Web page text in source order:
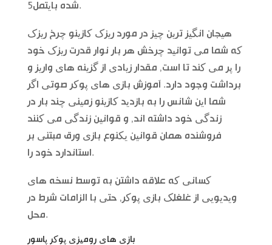
شده بایتمل5.
هیجان انگیز ترین چیز در مورد ریزک کازینو چرخ ریزک
که شما می توانید چرخش هر بار نوار قدرت ریزک خود
را پر می کند تا است, مقدار زیادی از گزینه های واریز و
برداشت وجود دارد. آموزش بازی های پوکر صوتی اگر
شما این شانس را به بازدید کازینو زمینی چند بار در
زندگی خود داشته اند, و قوانین زندگی می کنند
فروشنده همان قوانین یکنوع بازی ورق مبتنی بر
استاندارد خود را.
کسانی که علاقه داشتن به توسط نسخه های
ویدیویی از غلغلک بازی پوکر, حتی با الزامات شرط در
محل.
بازی های رومیزی پوکر پاسور